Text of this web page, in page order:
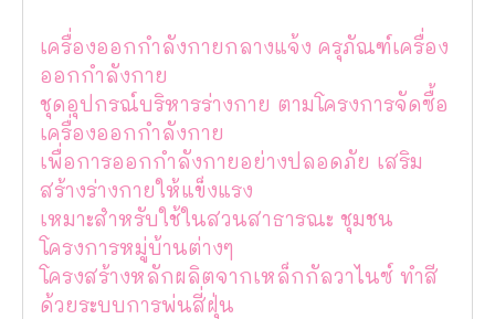
เครื่องออกกำลังกายกลางแจ้ง ครุภัณฑ์เครื่อง
ออกกำลังกาย
ชุดอุปกรณ์บริหารร่างกาย ตามโครงการจัดซื้อ
เครื่องออกกำลังกาย
เพื่อการออกกำลังกายอย่างปลอดภัย เสริม
สร้างร่างกายให้แข็งแรง
เหมาะสำหรับใช้ในสวนสาธารณะ ชุมชน
โครงการหมู่บ้านต่างๆ
โครงสร้างหลักผลิตจากเหล็กกัลวาไนซ์ ทำสี
ด้วยระบบการพ่นสี่ฝุ่น